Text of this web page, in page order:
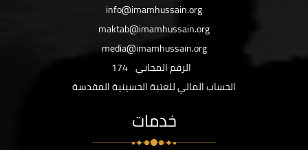
info@imamhussain.org
maktab@imamhussain.org
media@imamhussain.org
الرقم المجاني 174
الحساب المالي للعتبة الحسينية المقدسة
خدمات